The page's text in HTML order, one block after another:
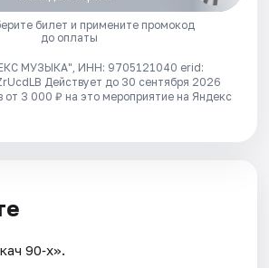
билет и примените промокод
до оплаты
МУЗЫКА", ИНН: 9705121040 erid:
Действует до 30 сентября 2026
от 3 000 ₽ на это мероприятие на Яндекс
90‑х».